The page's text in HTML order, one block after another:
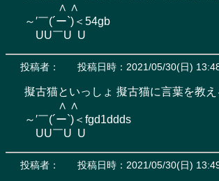
∧ ∧
～′￣(´ー`)＜54gb
UU￣U  U
投稿者： 投稿日時：2021/05/30(日)
擬古猫といっしょ 擬古猫に言葉を教え
∧ ∧
～′￣(´ー`)＜fgd1ddds
UU￣U  U
投稿者： 投稿日時：2021/05/30(日)